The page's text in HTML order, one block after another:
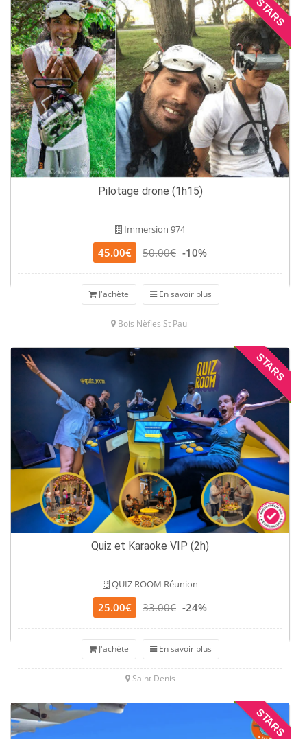
STARS
Pilotage drone (1h15)
Immersion 974
45.00€ 50.00€ -10%
J'achète En savoir plus
Bois Nèfles St Paul
STARS
Quiz et Karaoke VIP (2h)
QUIZ ROOM Réunion
25.00€ 33.00€ -24%
J'achète En savoir plus
Saint Denis
STARS